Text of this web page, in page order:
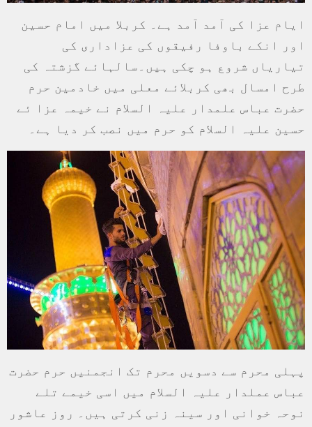
ایام عزا کی آمد آمد ہے۔ کربلا میں امام حسین
اور انکے باوفا رفیقوں کی عزاداری کی
تیاریاں شروع ہو چکی ہیں۔سالہائے گزشتہ کی
طرح امسال بھی کربلائے معلی میں خادمین حرم
حضرت عباس علمدار علیہ السلام نے خیمہ عزا ئے
حسین علیہ السلام کو حرم میں نصب کر دیا ہے۔
پہلی محرم سے دسویں محرم تک انجمنیں حرم حضرت
عباس عملدار علیہ السلام میں اسی خیمے تلے
نوحہ خوانی اور سینہ زنی کرتی ہیں۔ روز عاشور